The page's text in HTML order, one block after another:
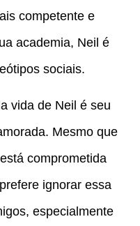
competente e
academia, Neil é
sociais.
vida de Neil é seu
Mesmo que
comprometida
ignorar essa
especialmente